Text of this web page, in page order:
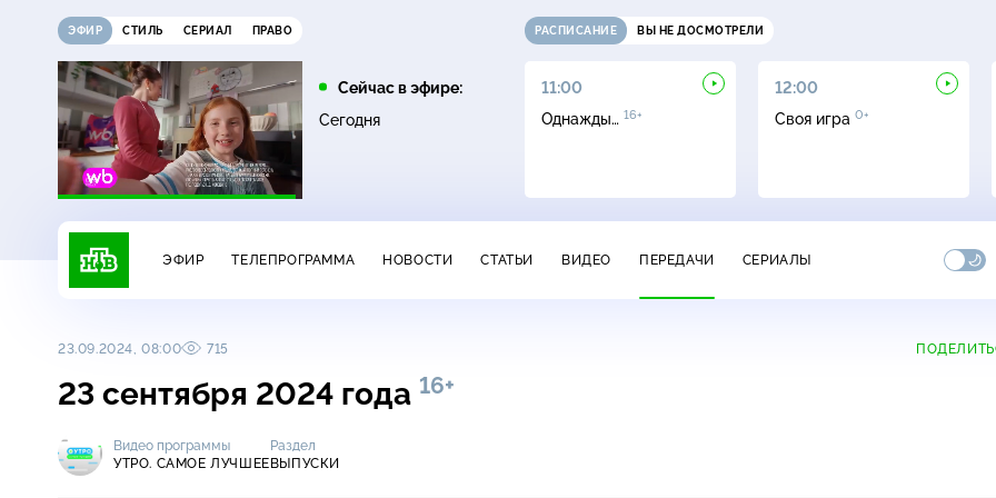
ЭФИР СТИЛЬ СЕРИАЛ ПРАВО
Сейчас в эфире:
Сегодня
РАСПИСАНИЕ ВЫ НЕ ДОСМОТРЕЛИ
09:00
Дачный ответ 0+
10:00
НашПотребНадзор
11:00
Однажды… 16+
12:00
Своя игра 0+
ЭФИР ТЕЛЕПРОГРАММА НОВОСТИ СТАТЬИ ВИДЕО ПЕРЕДАЧИ СЕРИАЛЫ
23.09.2024, 08:00 715
23 сентября 2024 года 16+
Видео программы
УТРО. САМОЕ ЛУЧШЕЕ
Раздел
ВЫПУСКИ